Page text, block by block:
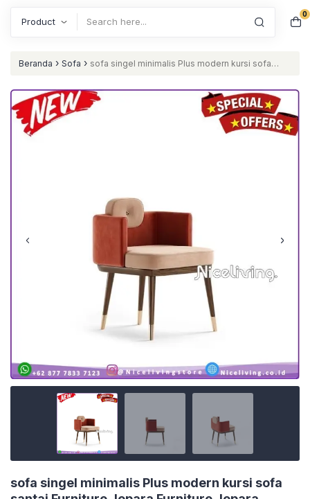
0
Beranda › Sofa › sofa singel minimalis Plus modern kursi sofa
sofa singel minimalis Plus modern kursi sofa